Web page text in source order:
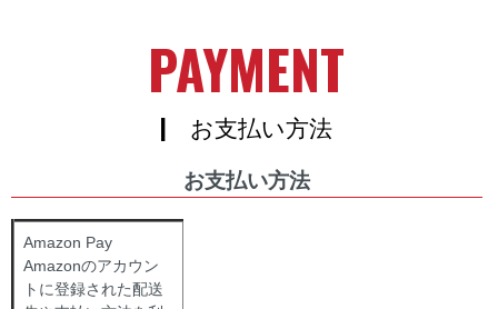
PAYMENT
| お支払い方法
お支払い方法
Amazon Pay
Amazonのアカウン
トに登録された配送